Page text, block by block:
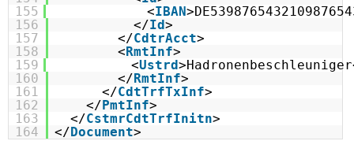
155
<IBAN
156
</Id>
157
</CdtrAcct>
158
< RmtInf>
159
<Ustrd
160
</ RmtInf>
161
</CdtTrfTxInf>
162
</ PmtInf>
163
</CstmrCdtTrfInitn>
164
</ Document>